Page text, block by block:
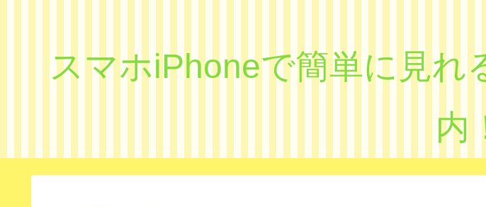
スマホiPhoneで簡単に見れ
内